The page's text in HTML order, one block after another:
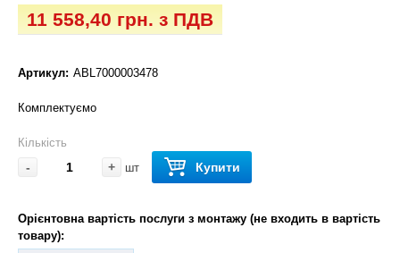
11 558,40 грн. з ПДВ
Артикул: ABL7000003478
Комплектуємо
Кількість
- + шт Купити
Орієнтовна вартість послуги з монтажу (не входить в вартість
товару):